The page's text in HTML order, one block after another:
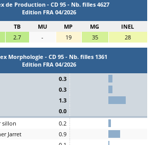
de Production - CD 95 - Nb. filles 4627
Edition FRA 04/2026
TB MU MP MG
INEL
2.7 - 19 35 28
Morphologie - CD 95 - Nb. filles 1361
Edition FRA 04/2026
0.3
0.3
1.3
0.0
sillon
0.2
Jarret
0.9